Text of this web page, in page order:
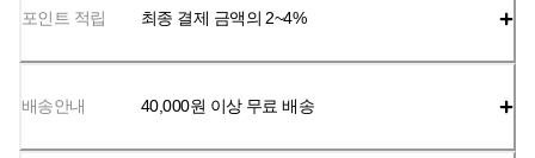
포인트 적립 최종 결제 금액의 2~4%
배송안내 40,000원 이상 무료 배송